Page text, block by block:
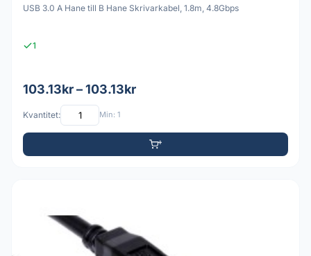
USB 3.0 A Hane till B Hane Skrivarkabel, 1.8m, 4.8Gbps
1
103.13kr – 103.13kr
Kvantitet: Min: 1